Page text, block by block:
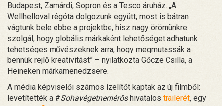
Budapest, Zamárdi, Sopron és a Tesco áruház. „A
Wellhelloval régóta dolgozunk együtt, most is bátran
vágtunk bele ebbe a projektbe, hisz nagy örömünkre
szolgál, hogy globális márkaként lehetőséget adhatunk
tehetséges művészeknek arra, hogy megmutassák a
bennük rejlő kreativitást” – nyilatkozta Gőcze Csilla, a
Heineken márkamenedzsere.
A média képviselői számos ízelítőt kaptak az új filmből:
levetítették a #Sohavégetnemérőshivatalos trailerét, egy